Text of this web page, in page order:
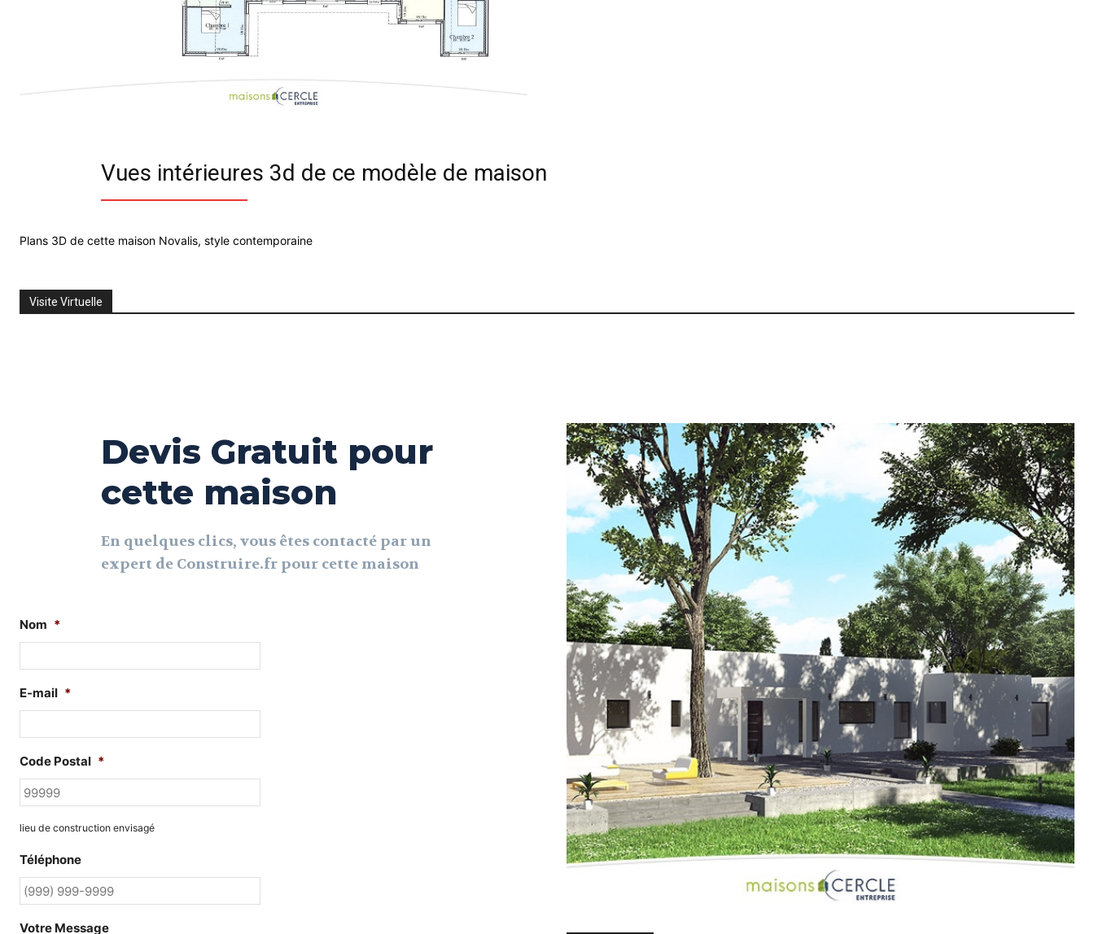
Vues intérieures 3d de ce modèle de maison
Plans 3D de cette maison Novalis, style contemporaine
Visite Virtuelle
Devis Gratuit pour
cette maison
En quelques clics, vous êtes contacté par un
expert de Construire.fr pour cette maison
Nom *
E-mail *
Code Postal *
lieu de construction envisagé
Téléphone
Votre Message